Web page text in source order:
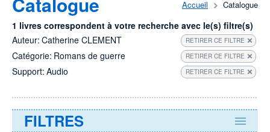
Accueil Catalogue
1 livres correspondent à votre recherche avec le(s) filtre(s)
Auteur: Catherine CLEMENT RETIRER CE FILTRE
Catégorie: Romans de guerre RETIRER CE FILTRE
Support: Audio RETIRER CE FILTRE
FILTRES